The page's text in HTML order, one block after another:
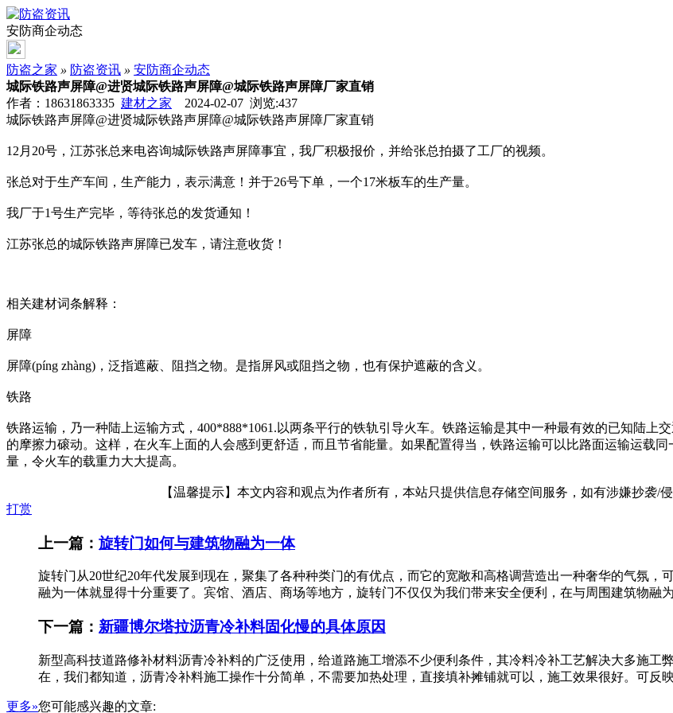
安防商企动态
防盗之家 » 防盗资讯 » 安防商企动态
城际铁路声屏障@进贤城际铁路声屏障@城际铁路声屏障厂家直销
作者：18631863335 建材之家 2024-02-07 浏览:437
城际铁路声屏障@进贤城际铁路声屏障@城际铁路声屏障厂家直销
12月20号，江苏张总来电咨询城际铁路声屏障事宜，我厂积极报价，并给张总拍摄了工厂的视频。
张总对于生产车间，生产能力，表示满意！并于26号下单，一个17米板车的生产量。
我厂于1号生产完毕，等待张总的发货通知！
江苏张总的城际铁路声屏障已发车，请注意收货！
相关建材词条解释：
屏障
屏障(píng zhàng)，泛指遮蔽、阻挡之物。是指屏风或阻挡之物，也有保护遮蔽的含义。
铁路
铁路运输，乃一种陆上运输方式，400*888*1061.以两条平行的铁轨引导火车。铁路运输是其中一种最有效的已知陆上
的摩擦力磙动。这样，在火车上面的人会感到更舒适，而且节省能量。如果配置得当，铁路运输可以比路面运输运载
量，令火车的载重力大大提高。
【温馨提示】本文内容和观点为作者所有，本站只提供信息存储空间服务，如有涉嫌抄袭/
打赏
上一篇： 旋转门如何与建筑物融为一体
旋转门从20世纪20年代发展到现在，聚集了各种种类门的有优点，而它的宽敞和高格调营造出一种奢华的气氛
融为一体就显得十分重要了。宾馆、酒店、商场等地方，旋转门不仅仅为我们带来安全便利，在与周围建筑物融
下一篇： 新疆博尔塔拉沥青冷补料固化慢的具体原因
新型高科技道路修补材料沥青冷补料的广泛使用，给道路施工增添不少便利条件，其冷料冷补工艺解决大多施
在，我们都知道，沥青冷补料施工操作十分简单，不需要加热处理，直接填补摊铺就可以，施工效果很好。可反
更多»您可能感兴趣的文章: